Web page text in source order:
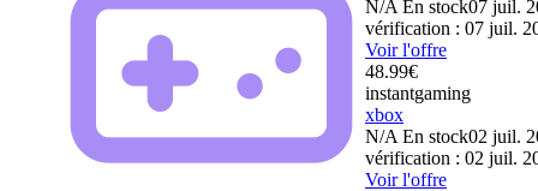
N/A En stock07 juil.
vérification : 07 juil.
Voir l'offre
48.99€
instantgaming
xbox
N/A En stock02 juil.
vérification : 02 juil.
Voir l'offre